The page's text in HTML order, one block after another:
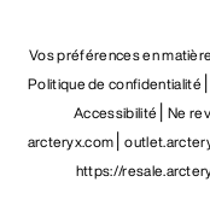
Vos préférences en
Politique de confidentialité
Accessibilité Ne
arcteryx.com
https://